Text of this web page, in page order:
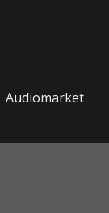
Audiomarket